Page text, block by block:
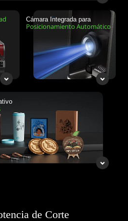
Cámara Integrada para
Posicionamiento Automático
de Corte